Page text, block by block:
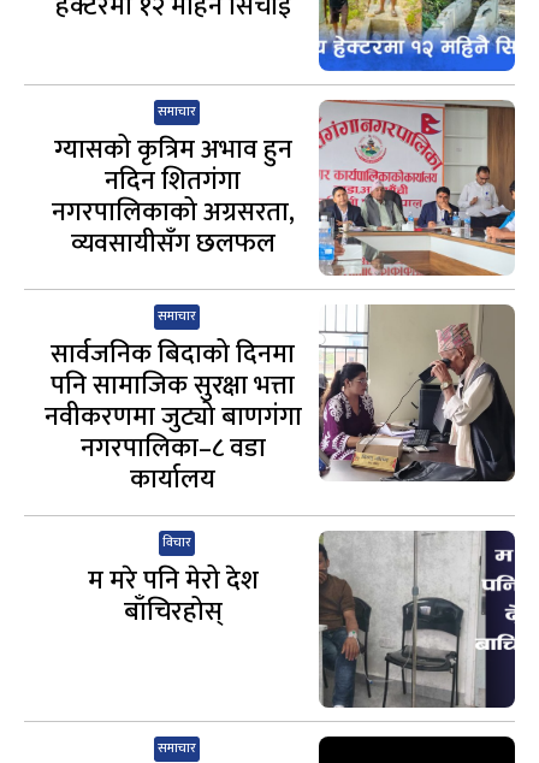
समाचार
ग्यासको कृत्रिम अभाव हुन
नदिन शितगंगा
नगरपालिकाको अग्रसरता,
व्यवसायीसँग छलफल
समाचार
सार्वजनिक बिदाको दिनमा
पनि सामाजिक सुरक्षा भत्ता
नवीकरणमा जुट्यो बाणगंगा
नगरपालिका–८ वडा
कार्यालय
विचार
म मरे पनि मेरो देश
बाँचिरहोस्
समाचार